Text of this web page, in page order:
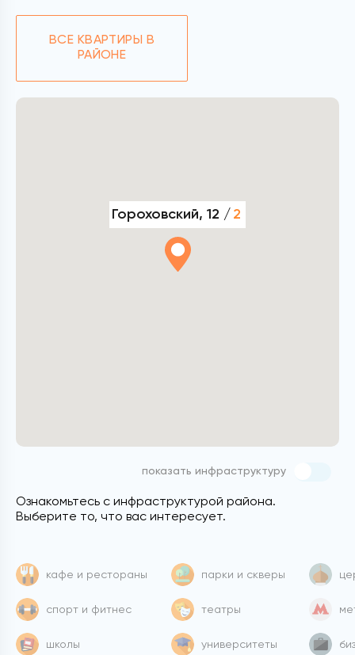
ВСЕ КВАРТИРЫ В
РАЙОНЕ
Гороховский, 12 / 2
Ознакомьтесь с инфраструктурой района.
Выберите то, что вас интересует.
кафе и рестораны
спорт и фитнес
школы
парки и скверы
театры
университеты
показать инфраструктуру